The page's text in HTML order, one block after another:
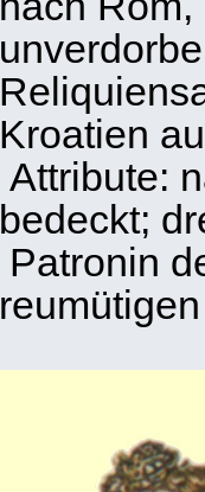
Kroatien
Attribute:
bedeckt;
Patronin